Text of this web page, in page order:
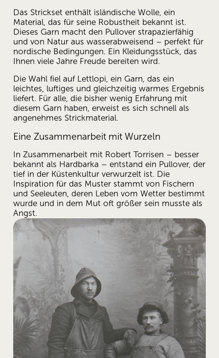
Das Strickset enthält isländische Wolle, ein
Material, das für seine Robustheit bekannt ist.
Dieses Garn macht den Pullover strapazierfähig
und von Natur aus wasserabweisend – perfekt für
nordische Bedingungen. Ein Kleidungsstück, das
Ihnen viele Jahre Freude bereiten wird.
Die Wahl fiel auf Lettlopi, ein Garn, das ein
leichtes, luftiges und gleichzeitig warmes Ergebnis
liefert. Für alle, die bisher wenig Erfahrung mit
diesem Garn haben, erweist es sich schnell als
angenehmes Strickmaterial.
Eine Zusammenarbeit mit Wurzeln
In Zusammenarbeit mit Robert Torrisen – besser
bekannt als Hardbarka – entstand ein Pullover, der
tief in der Küstenkultur verwurzelt ist. Die
Inspiration für das Muster stammt von Fischern
und Seeleuten, deren Leben vom Wetter bestimmt
wurde und in dem Mut oft größer sein musste als
Angst.